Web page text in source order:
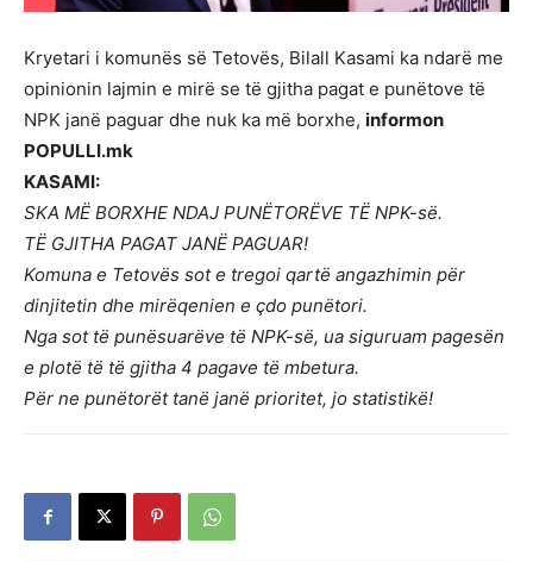
Kryetari i komunës së Tetovës, Bilall Kasami ka ndarë me
opinionin lajmin e mirë se të gjitha pagat e punëtove të
NPK janë paguar dhe nuk ka më borxhe, informon
POPULLI.mk
KASAMI:
SKA MË BORXHE NDAJ PUNËTORËVE TË NPK-së.
TË GJITHA PAGAT JANË PAGUAR!
Komuna e Tetovës sot e tregoi qartë angazhimin për
dinjitetin dhe mirëqenien e çdo punëtori.
Nga sot të punësuarëve të NPK-së, ua siguruam pagesën
e plotë të të gjitha 4 pagave të mbetura.
Për ne punëtorët tanë janë prioritet, jo statistikë!